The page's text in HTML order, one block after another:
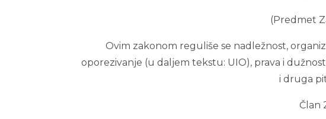
(Predmet
Ovim zakonom reguliše se nadležnost,
oporezivanje (u daljem tekstu: UIO), prava i
i druga
Član